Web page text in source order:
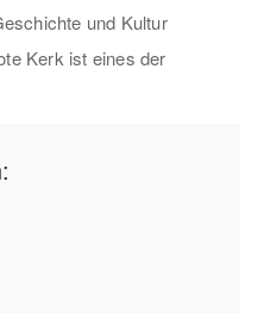
und Kultur
Kerk ist eines der